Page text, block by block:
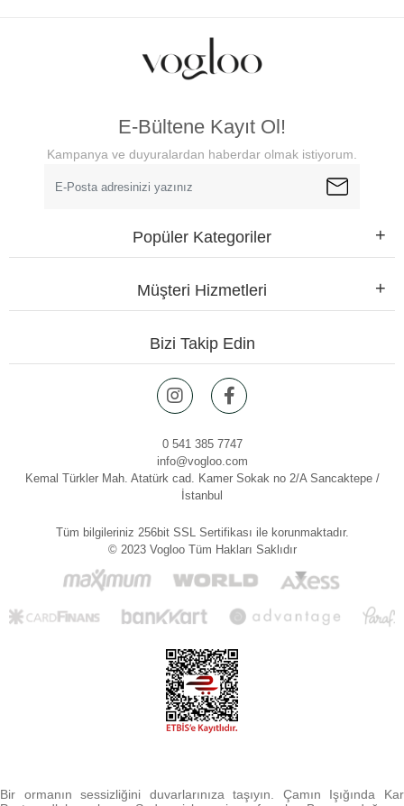
E-Bültene Kayıt Ol!
Kampanya ve duyuralardan haberdar olmak istiyorum.
Popüler Kategoriler
Müşteri Hizmetleri
Bizi Takip Edin
0 541 385 7747
info@vogloo.com
Kemal Türkler Mah. Atatürk cad. Kamer Sokak no 2/A Sancaktepe /
İstanbul
Tüm bilgileriniz 256bit SSL Sertifikası ile korunmaktadır.
© 2023 Vogloo Tüm Hakları Saklıdır
Bir ormanın sessizliğini duvarlarınıza taşıyın. Çamın Işığında Kar